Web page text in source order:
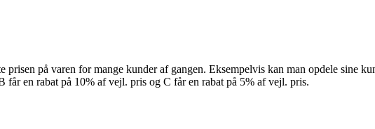
på varen for mange kunder af gangen. Eksempelvis kan man opdele sine
en rabat på 10% af vejl. pris og C får en rabat på 5% af vejl. pris.